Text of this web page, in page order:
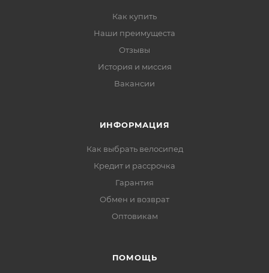
Как купить
Наши преимущеста
Отзывы
История и миссия
Вакансии
ИНФОРМАЦИЯ
Как выбрать велосипед
Кредит и рассрочка
Гарантия
Обмен и возврат
Оптовикам
ПОМОЩЬ